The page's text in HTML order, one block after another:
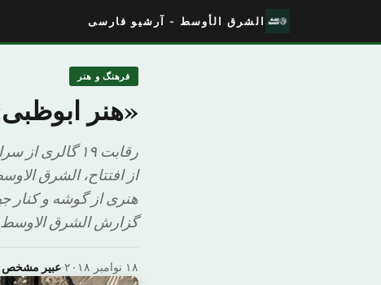
الشرق الأوسط - آرشیو فارسی
فرهنگ و هنر
«هنر
رقابت ۱۹
از افتتاح، الشرق
هنری از گوشه و کنار
گزارش الشرق
عبیر مشخص· ۱۸ نوامبر ۲۰۱۸